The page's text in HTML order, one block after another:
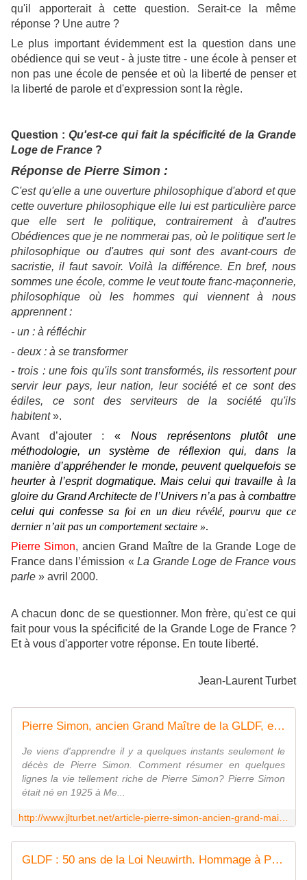
qu'il apporterait à cette question. Serait-ce la même
réponse ? Une autre ?
Le plus important évidemment est la question dans une
obédience qui se veut - à juste titre - une école à penser et
non pas une école de pensée et où la liberté de penser et
la liberté de parole et d'expression sont la règle.
Question : Qu'est-ce qui fait la spécificité de la Grande
Loge de France ?
Réponse de Pierre Simon :
C'est qu'elle a une ouverture philosophique d'abord et que
cette ouverture philosophique elle lui est particulière parce
que elle sert le politique, contrairement à d'autres
Obédiences que je ne nommerai pas, où le politique sert le
philosophique ou d'autres qui sont des avant-cours de
sacristie, il faut savoir. Voilà la différence. En bref, nous
sommes une école, comme le veut toute franc-maçonnerie,
philosophique où les hommes qui viennent à nous
apprennent :
- un : à réfléchir
- deux : à se transformer
- trois : une fois qu'ils sont transformés, ils ressortent pour
servir leur pays, leur nation, leur société et ce sont des
édiles, ce sont des serviteurs de la société qu'ils
habitent».
Avant d’ajouter :« Nous représentons plutôt une
méthodologie, un système de réflexion qui, dans la
manière d’appréhender le monde, peuvent quelquefois se
heurter à l’esprit dogmatique. Mais celui qui travaille à la
gloire du Grand Architecte de l’Univers n’a pas à combattre
celui qui confesse sa foi en un dieu révélé, pourvu que ce
dernier n’ait pas un comportement sectaire ».
Pierre Simon, ancien Grand Maître de la Grande Loge de
France dans l’émission «La Grande Loge de France vous
parle » avril 2000.
A chacun donc de se questionner. Mon frère, qu'est ce qui
fait pour vous la spécificité de la Grande Loge de France ?
Et à vous d'apporter votre réponse. En toute liberté.
Jean-Laurent Turbet
Pierre Simon, ancien Grand Maître de la GLDF, est mort. - Bloc notes de Jean-Laurent sur les Spiritualités
Je viens d'apprendre il y a quelques instants seulement le
décès de Pierre Simon. Comment résumer en quelques
lignes la vie tellement riche de Pierre Simon? Pierre Simon
était né en 1925 à Me...
GLDF : 50 ans de la Loi Neuwirth. Hommage à Pierre Simon, ancien Grand Maître le 13 décembre 2017 à Paris. - Bloc notes de Jean-Laurent sur les Spiritualités